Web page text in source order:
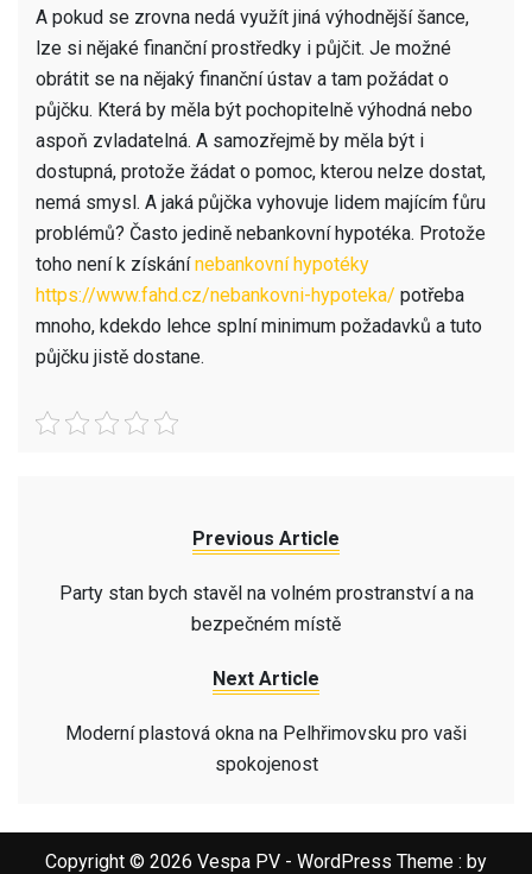
A pokud se zrovna nedá využít jiná výhodnější šance,
lze si nějaké finanční prostředky i půjčit. Je možné
obrátit se na nějaký finanční ústav a tam požádat o
půjčku. Která by měla být pochopitelně výhodná nebo
aspoň zvladatelná. A samozřejmě by měla být i
dostupná, protože žádat o pomoc, kterou nelze dostat,
nemá smysl. A jaká půjčka vyhovuje lidem majícím fůru
problémů? Často jedině nebankovní hypotéka. Protože
toho není k získánínebankovní hypotéky
https://www.fahd.cz/nebankovni-hypoteka/ potřeba
mnoho, kdekdo lehce splní minimum požadavků a tuto
půjčku jistě dostane.
Previous Article
Party stan bych stavěl na volném prostranství a na
bezpečném místě
Next Article
Moderní plastová okna na Pelhřimovsku pro vaši
spokojenost
Copyright © 2026 Vespa PV - WordPress Theme : by